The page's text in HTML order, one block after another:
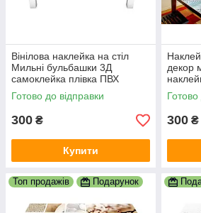
Вінілова наклейка на стіл
Мильні бульбашки 3Д
самоклейка плівка ПВХ
сфери кульки Текстури
Чорний 600х1200 мм
Готово до відправки
300 ₴
Купити
декор
перо
Готово
300 ₴
Топ продажів Подарунок